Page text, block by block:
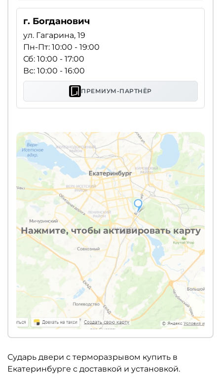
Нажмите, чтобы активировать карту
г. Богданович
ул. Гагарина, 19
Пн-Пт: 10:00 - 19:00
Сб: 10:00 - 17:00
Вс: 10:00 - 16:00
ПРЕМИУМ-ПАРТНЁР
Сударь двери с терморазрывом купить в
Екатеринбурге с доставкой и установкой.